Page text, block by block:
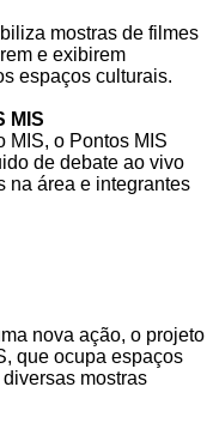
mostras de filmes
e exibirem
espaços culturais.
MIS
MIS, o Pontos MIS
de debate ao vivo
na área e integrantes
nova ação, o projeto
que ocupa espaços
mostras